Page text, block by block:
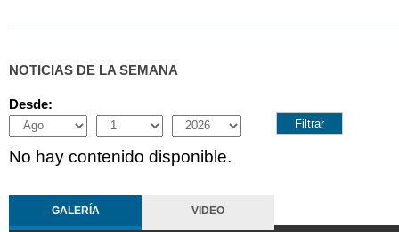
NOTICIAS DE LA SEMANA
Desde:
Month
Day Year
No hay contenido disponible.
GALERÍA VIDEO